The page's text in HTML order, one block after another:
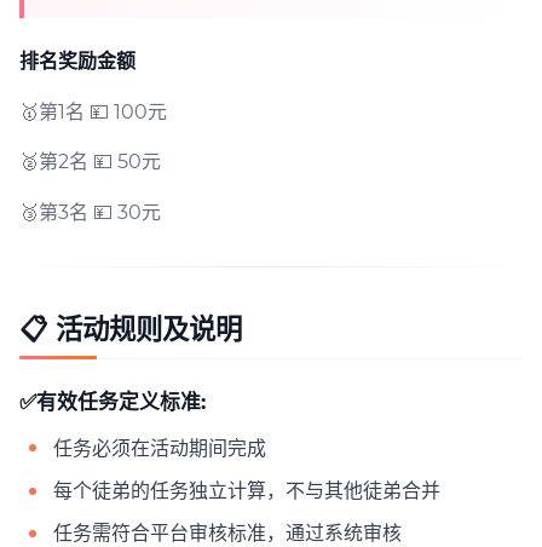
排名奖励金额
🥇第1名 💴 100元
🥈第2名 💴 50元
🥉第3名 💴 30元
📋 活动规则及说明
✅有效任务定义标准:
任务必须在活动期间完成
每个徒弟的任务独立计算，不与其他徒弟合并
任务需符合平台审核标准，通过系统审核